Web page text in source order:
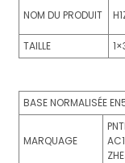
NOM DU PRODUIT
TAILLE
BASE NORMALISÉE
MARQUAGE